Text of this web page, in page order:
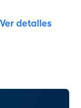
Ver detalles